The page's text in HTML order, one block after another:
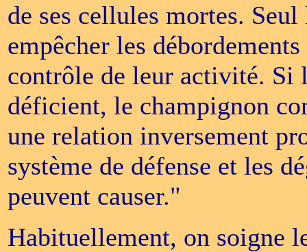
de ses cellules mortes.
empêcher les
contrôle de leur activité. Si
déficient, le champignon
une relation inversement
système de défense et les
peuvent causer."
Habituellement, on soigne